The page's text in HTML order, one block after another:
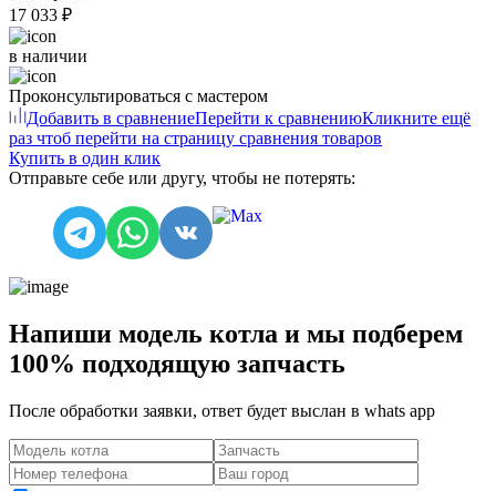
17 033 ₽
в наличии
Проконсультироваться с мастером
Добавить в сравнениеПерейти к сравнениюКликните ещё
раз чтоб перейти на страницу сравнения товаров
Купить в один клик
Отправьте себе или другу, чтобы не потерять:
Напиши модель котла и мы подберем
100% подходящую запчасть
После обработки заявки, ответ будет выслан в whats app